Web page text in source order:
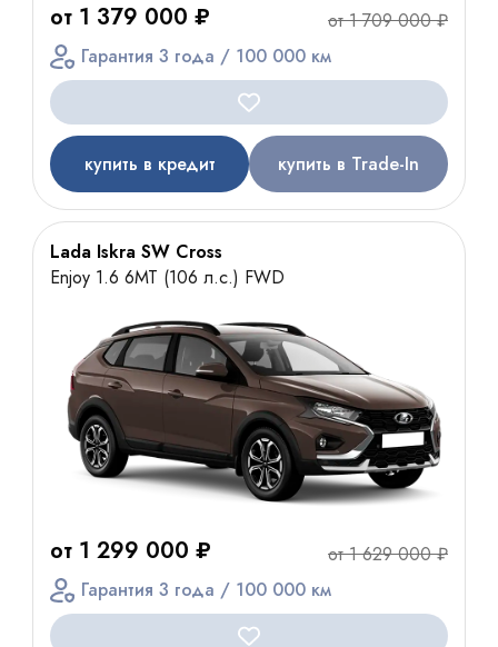
от 1 379 000 ₽
от 1 709 000 ₽
Гарантия 3 года / 100 000 км
купить в кредит купить в Trade-In
Lada Iskra SW Cross
Enjoy 1.6 6МТ (106 л.с.) FWD
от 1 299 000 ₽
от 1 629 000 ₽
Гарантия 3 года / 100 000 км